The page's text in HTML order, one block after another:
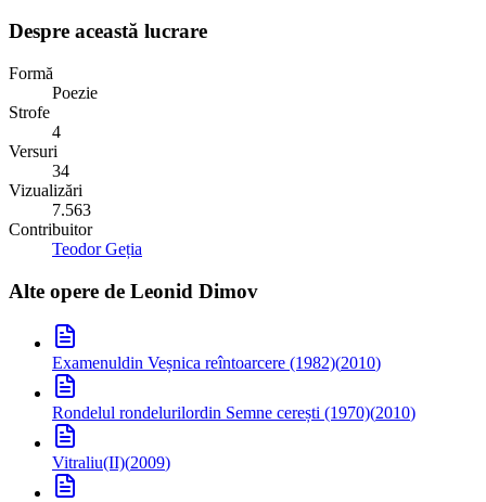
Despre această lucrare
Formă
Poezie
Strofe
4
Versuri
34
Vizualizări
7.563
Contribuitor
Teodor Geția
Alte opere de Leonid Dimov
Examenuldin Veșnica reîntoarcere (1982)(2010)
Rondelul rondelurilordin Semne cerești (1970)(2010)
Vitraliu(II)(2009)